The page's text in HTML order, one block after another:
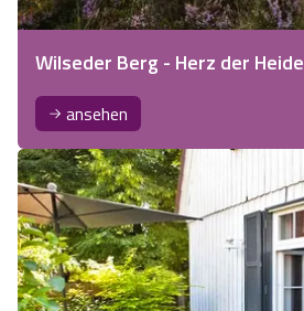
Wilseder Berg - Herz der Heide
ansehen